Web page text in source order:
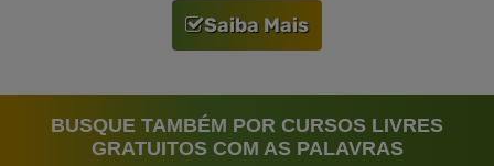
Saiba Mais
BUSQUE TAMBÉM POR CURSOS LIVRES
GRATUITOS COM AS PALAVRAS